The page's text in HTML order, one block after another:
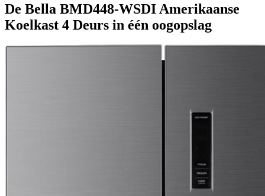
De Bella BMD448-WSDI Amerikaanse
Koelkast 4 Deurs in één oogopslag